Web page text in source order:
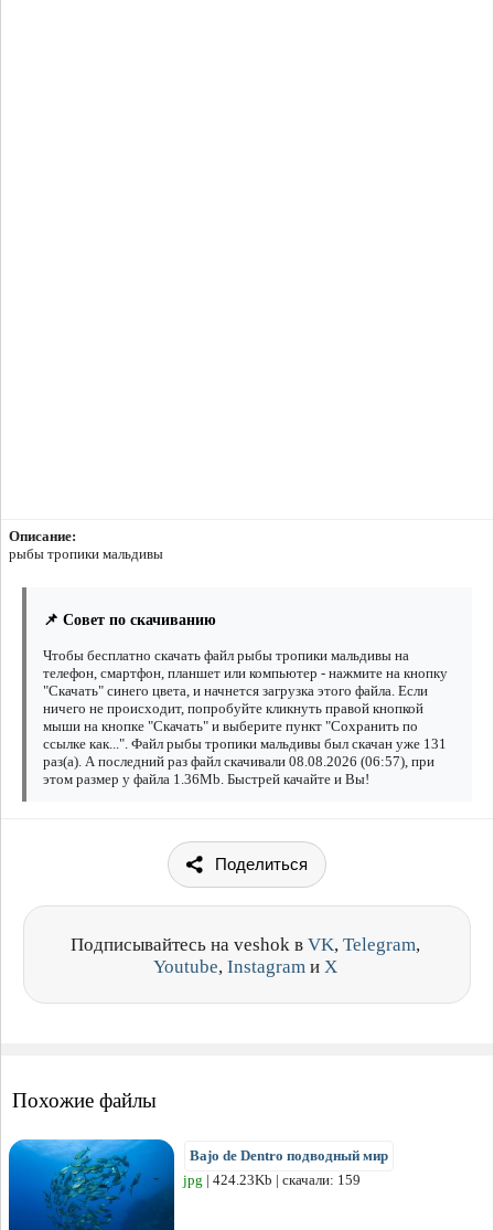
Описание:
рыбы тропики мальдивы
📌 Совет по скачиванию
Чтобы бесплатно скачать файл рыбы тропики мальдивы на
телефон, смартфон, планшет или компьютер - нажмите на кнопку
"Скачать" синего цвета, и начнется загрузка этого файла. Если
ничего не происходит, попробуйте кликнуть правой кнопкой
мыши на кнопке "Скачать" и выберите пункт "Сохранить по
ссылке как...". Файл рыбы тропики мальдивы был скачан уже 131
раз(а). А последний раз файл скачивали 08.08.2026 (06:57), при
этом размер у файла 1.36Mb. Быстрей качайте и Вы!
Поделиться
Подписывайтесь на veshok в VK, Telegram,
Youtube, Instagram и X
Похожие файлы
Bajo de Dentro подводный мир
jpg | 424.23Kb | скачали: 159